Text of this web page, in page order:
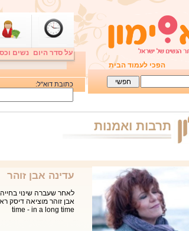
הפכי לעמוד הבית
על סדר היום נשים
כתובת דוא"ל:
תרבות ואמנות
כנס: דמויות
אברהם, שמסרה את נפשה
בירושלים